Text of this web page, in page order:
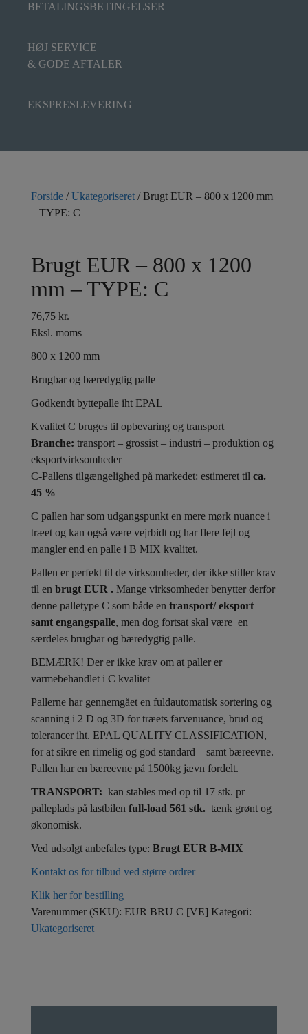
BETALINGSBETINGELSER
HØJ SERVICE
& GODE AFTALER
EKSPRESLEVERING
Forside /Ukategoriseret / Brugt EUR – 800 x 1200 mm
– TYPE: C
Brugt EUR – 800 x 1200
mm – TYPE: C
76,75 kr.
Eksl. moms
800 x 1200 mm
Brugbar og bæredygtig palle
Godkendt byttepalle iht EPAL
Kvalitet C bruges til opbevaring og transport
Branche: transport – grossist – industri – produktion og
eksportvirksomheder
C-Pallens tilgængelighed på markedet: estimeret til ca.
45 %
C pallen har som udgangspunkt en mere mørk nuance i
træet og kan også være vejrbidt og har flere fejl og
mangler end en palle i B MIX kvalitet.
Pallen er perfekt til de virksomheder, der ikke stiller krav
til en brugt EUR . Mange virksomheder benytter derfor
denne palletype C som både en transport/eksport
samt engangspalle, men dog fortsat skal være en
særdeles brugbar og bæredygtig palle.
BEMÆRK! Der er ikke krav om at paller er
varmebehandlet i C kvalitet
Pallerne har gennemgået en fuldautomatisk sortering og
scanning i 2 D og 3D for træets farvenuance, brud og
tolerancer iht. EPAL QUALITY CLASSIFICATION,
for at sikre en rimelig og god standard – samt bæreevne.
Pallen har en bæreevne på 1500kg jævn fordelt.
TRANSPORT: kan stables med op til 17 stk. pr
palleplads på lastbilen full-load 561 stk. tænk grønt og
økonomisk.
Ved udsolgt anbefales type: Brugt EUR B-MIX
Kontakt os for tilbud ved større ordrer
Klik her for bestilling
Varenummer (SKU): EUR BRU C [VE] Kategori:
Ukategoriseret